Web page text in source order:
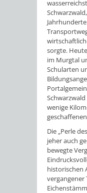
sorgte.
im Murgtal
Schularten
wenige
Die „Perle
jeher auch
bewegte
historischen
vergangener